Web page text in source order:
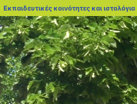
Εκπαιδευτικές κοινότητες και ιστολόγια